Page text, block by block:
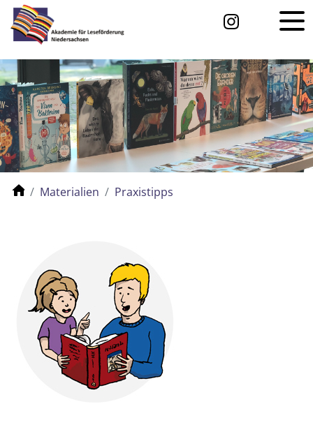
Materialien Praxistipps